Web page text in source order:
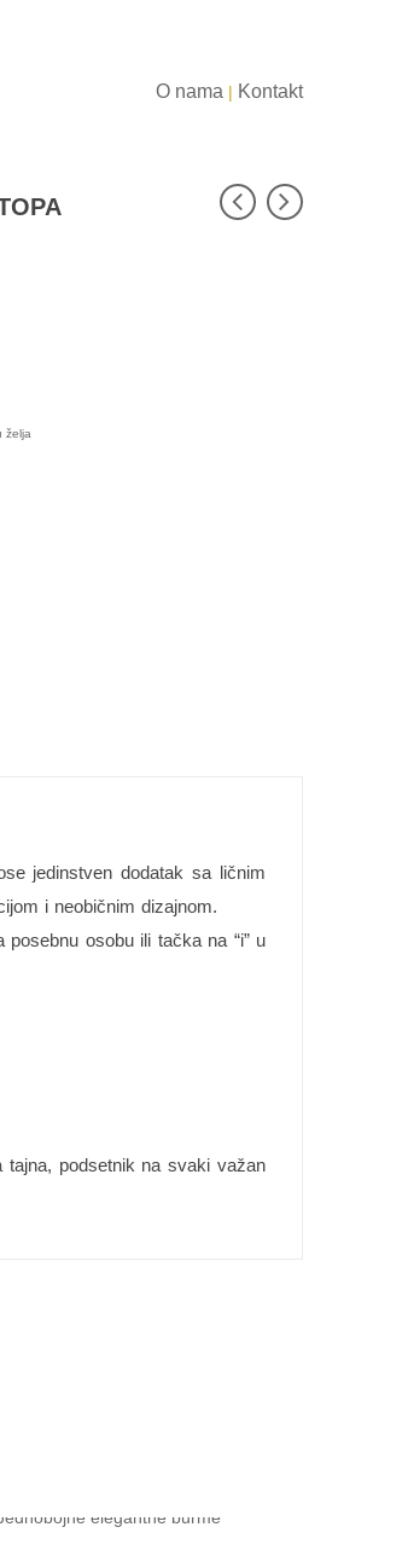
O nama | Kontakt
želja
jedinstven dodatak sa ličnim
i neobičnim dizajnom.
osobu ili tačka na “i” u
podsetnik na svaki važan